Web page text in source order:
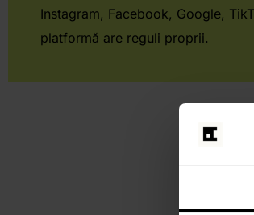
Instagram, Facebook, Google,
platformă are reguli proprii.